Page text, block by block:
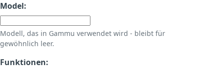
Model:
Modell, das in Gammu verwendet wird - bleibt für
gewöhnlich leer.
Funktionen: